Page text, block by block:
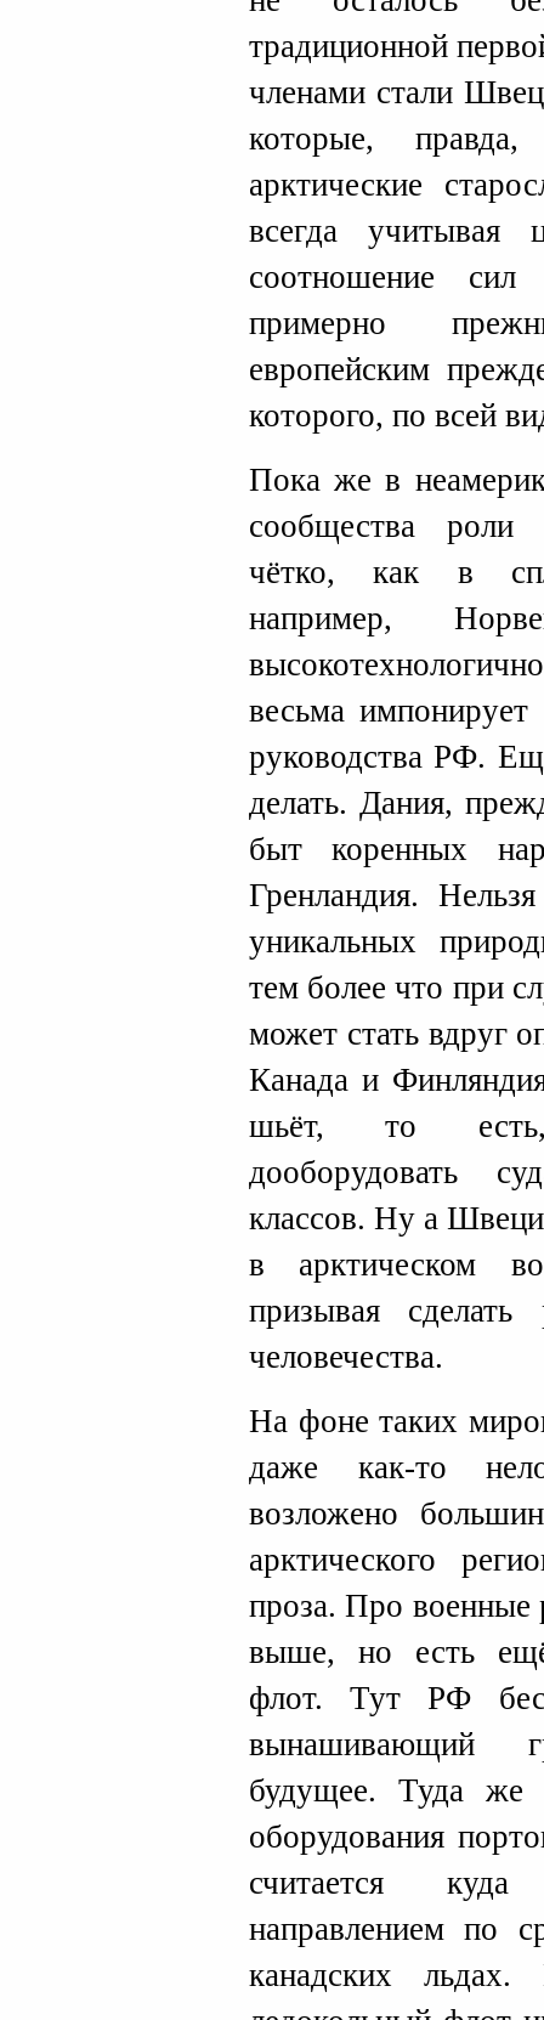
традиционной
членами стали
которые,
арктические
всегда
соотношение сил
примерно
европейским
которого, по всей
Пока же в
сообщества роли
чётко, как в
например,
весьма импонирует
руководства РФ.
делать. Дания,
быт коренных
Гренландия.
уникальных
тем более что при
может стать вдруг
Канада и
шьёт, то есть,
дооборудовать
классов. Ну а
в арктическом
призывая сделать
человечества.
На фоне таких
даже как-то
возложено
арктического
проза. Про
выше, но есть
флот. Тут РФ
вынашивающий
будущее. Туда же
оборудования
считается
направлением по
канадских